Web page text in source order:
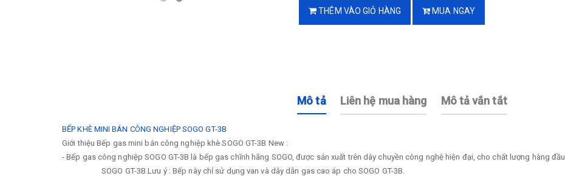
THÊM VÀO GIỎ HÀNG MUA NGAY
Mô tả Liên hệ mua hàng Mô tả vắn tắt
BẾP KHÈ MINI BÁN CÔNG NGHIỆP SOGO GT-3B
Giới thiệu Bếp gas mini bán công nghiệp khè SOGO GT-3B New :
- Bếp gas công nghiệp SOGO GT-3B là bếp gas chĩnh hãng SOGO, được sản xuất trên dây chuyền công nghệ hiện đại, cho chất lượng hàng đầu.
SOGO GT-3B.Lưu ý : Bếp này chỉ sử dụng van và dây dẫn gas cao áp cho SOGO GT-3B.